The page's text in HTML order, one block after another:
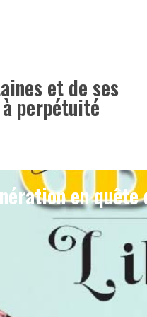
et de ses
perpétuité
en quête